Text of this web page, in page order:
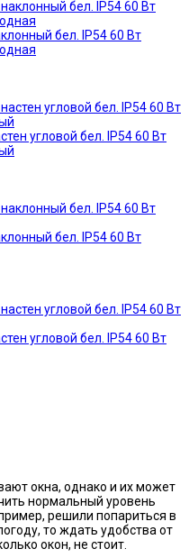
бел. IP54 60 Вт
угловой бел. IP54 60 Вт
бел. IP54 60 Вт
угловой бел. IP54 60 Вт
окна, однако и их может
нормальный уровень
решили попариться в
то ждать удобства от
окон, не стоит.